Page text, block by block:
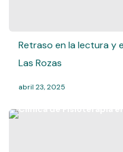
Retraso en la lectura y
Las Rozas
abril 23, 2025